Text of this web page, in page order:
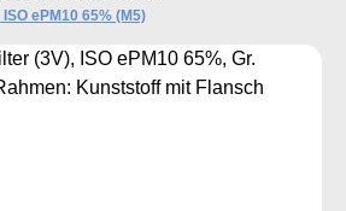
ePM10 65% (M5)